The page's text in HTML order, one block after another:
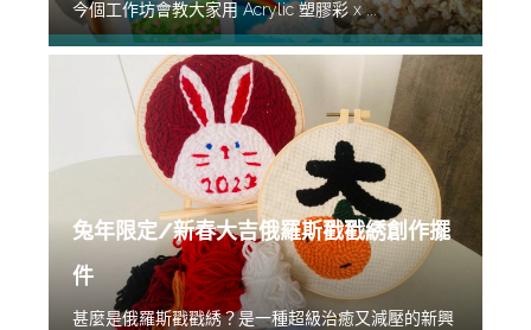
今個工作坊會教大家用 Acrylic 塑膠彩 x ...
兔年限定/新春大吉俄羅斯戳戳綉創作擺
件
甚麼是俄羅斯戳戳綉？是一種超級治癒又減壓的新興